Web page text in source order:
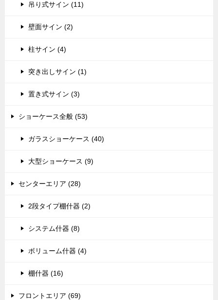
吊り式サイン (11)
壁面サイン (2)
柱サイン (4)
突き出しサイン (1)
置き式サイン (3)
ショーケース全般 (53)
ガラスショーケース (40)
大型ショーケース (9)
センターエリア (28)
2段タイプ棚什器 (2)
システム什器 (8)
ボリューム什器 (4)
棚什器 (16)
フロントエリア (69)